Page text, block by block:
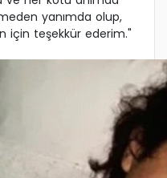
yanımda olup,
için teşekkür ederim."